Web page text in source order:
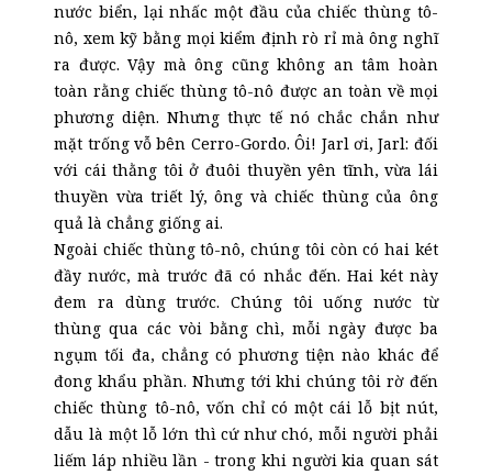
nước biển, lại nhấc một đầu của chiếc thùng tô-
nô, xem kỹ bằng mọi kiểm định rò rỉ mà ông nghĩ
ra được. Vậy mà ông cũng không an tâm hoàn
toàn rằng chiếc thùng tô-nô được an toàn về mọi
phương diện. Nhưng thực tế nó chắc chắn như
mặt trống vỗ bên Cerro-Gordo. Ôi! Jarl ơi, Jarl: đối
với cái thằng tôi ở đuôi thuyền yên tĩnh, vừa lái
thuyền vừa triết lý, ông và chiếc thùng của ông
quả là chẳng giống ai.
Ngoài chiếc thùng tô-nô, chúng tôi còn có hai két
đầy nước, mà trước đã có nhắc đến. Hai két này
đem ra dùng trước. Chúng tôi uống nước từ
thùng qua các vòi bằng chì, mỗi ngày được ba
ngụm tối đa, chẳng có phương tiện nào khác để
đong khẩu phần. Nhưng tới khi chúng tôi rờ đến
chiếc thùng tô-nô, vốn chỉ có một cái lỗ bịt nút,
dẫu là một lỗ lớn thì cứ như chó, mỗi người phải
liếm láp nhiều lần - trong khi người kia quan sát